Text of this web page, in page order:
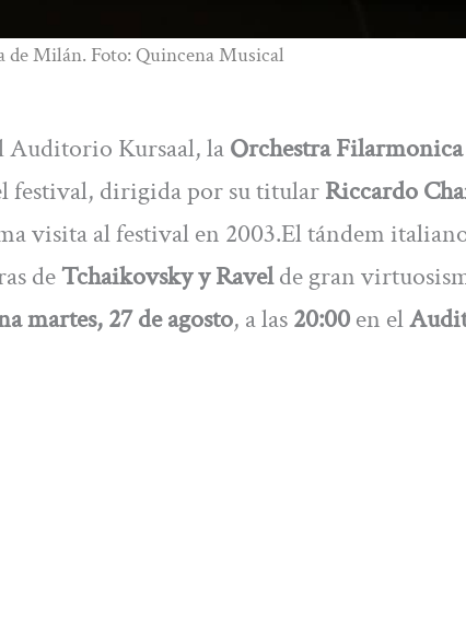
Milán. Foto: Quincena Musical
Auditorio Kursaal, laOrchestra
festival, dirigida por su titularRiccardo
visita al festival en 2003.El tándem
deTchaikovsky y Ravelde gran
martes, 27 de agosto, a las20:00en el